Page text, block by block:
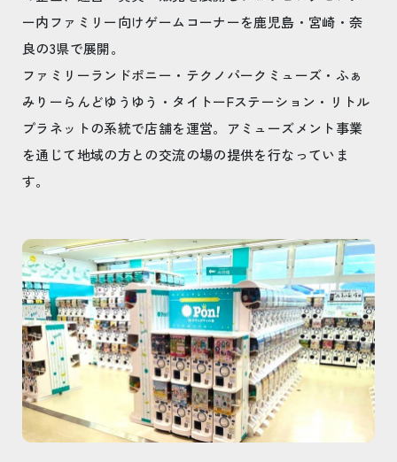
ー内ファミリー向けゲームコーナーを鹿児島・宮崎・奈
良の3県で展開。
ファミリーランドポニー・テクノパークミューズ・ふぁ
みりーらんどゆうゆう・タイトーFステーション・リトル
プラネットの系統で店舗を運営。アミューズメント事業
を通じて地域の方との交流の場の提供を行なっていま
す。